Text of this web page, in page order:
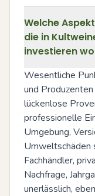
Welche
die in
investieren
Wesentliche
und
lückenlose
professionelle
Umgebung,
Umweltschäden
Fachhändler,
Nachfrage,
unerlässlich,